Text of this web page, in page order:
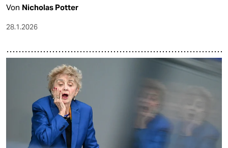
Von Nicholas Potter
28.1.2026